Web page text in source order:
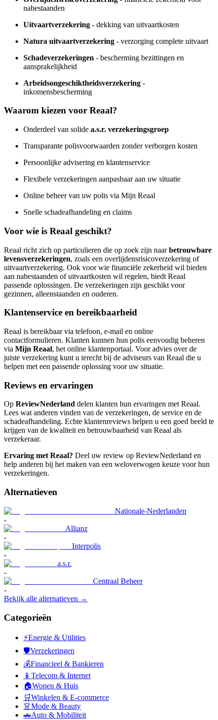
nabestaanden
Uitvaartverzekering - dekking van uitvaartkosten
Natura uitvaartverzekering - verzorging complete uitvaart
Schadeverzekeringen - bescherming bezittingen en
aansprakelijkheid
Arbeidsongeschiktheidsverzekering -
inkomensbescherming
Waarom kiezen voor Reaal?
Onderdeel van solide a.s.r. verzekeringsgroep
Transparante polisvoorwaarden zonder verborgen kosten
Persoonlijke advisering en klantenservice
Flexibele verzekeringen aanpasbaar aan uw situatie
Online beheer van uw polis via Mijn Reaal
Snelle schadeafhandeling en claims
Voor wie is Reaal geschikt?
Reaal richt zich op particulieren die op zoek zijn naarbetrouwbare
levensverzekeringen, zoals een overlijdensrisicoverzekering of
uitvaartverzekering. Ook voor wie financiële zekerheid wil bieden
aan nabestaanden of uitvaartkosten wil regelen, biedt Reaal
passende oplossingen. De verzekeringen zijn geschikt voor
gezinnen, alleenstaanden en ouderen.
Klantenservice en bereikbaarheid
Reaal is bereikbaar via telefoon, e-mail en online
contactformulieren. Klanten kunnen hun polis eenvoudig beheren
via Mijn Reaal, het online klantenportaal. Voor advies over de
juiste verzekering kunt u terecht bij de adviseurs van Reaal die u
helpen met een passende oplossing voor uw situatie.
Reviews en ervaringen
Op ReviewNederland delen klanten hun ervaringen met Reaal.
Lees wat anderen vinden van de verzekeringen, de service en de
schadeafhandeling. Echte klantenreviews helpen u een goed beeld te
krijgen van de kwaliteit en betrouwbaarheid van Reaal als
verzekeraar.
Ervaring met Reaal? Deel uw review op ReviewNederland en
help anderen bij het maken van een weloverwogen keuze voor hun
verzekeringen.
Alternatieven
Nationale-Nederlanden
-
Allianz
-
Interpolis
-
a.s.r.
-
Centraal Beheer
-
Bekijk alle alternatieven →
Categorieën
⚡Energie & Utilities
🛡️Verzekeringen
💰Financieel & Bankieren
📱 Telecom & Internet
🏠Wonen & Huis
🛒Winkelen & E-commerce
👗Mode & Beauty
🚗Auto & Mobiliteit